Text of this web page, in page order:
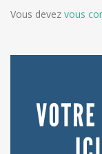
Vous devez vous